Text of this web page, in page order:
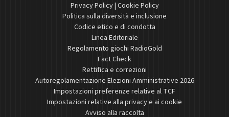
Privacy Policy| Cookie Policy
Politica sulla diversità e inclusione
Codice etico e di condotta
Linea Editoriale
Regolamento giochi RadioGold
Fact Check
Rettifica e correzioni
Autoregolamentazione Elezioni Amministrative 2026
Impostazioni preferenze relative al TCF
Impostazioni relative alla privacy e ai cookie
Avviso alla raccolta